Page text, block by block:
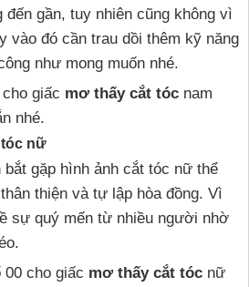
đến gần, tuy nhiên cũng không vì
vào đó cần trau dồi thêm kỹ năng
như mong muốn nhé.
giấc mơ thấy cắt tóc nam
nhé.
tóc nữ
gặp hình ảnh cắt tóc nữ thể
thiện và tự lập hòa đồng. Vì
sự quý mến từ nhiều người nhờ
cho giấc mơ thấy cắt tóc nữ